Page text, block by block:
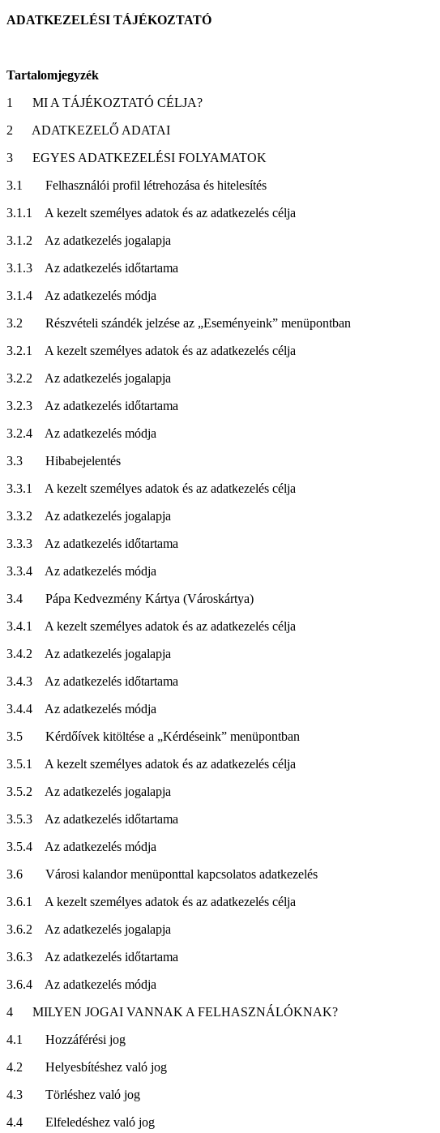
ADATKEZELÉSI TÁJÉKOZTATÓ
Tartalomjegyzék
1
MI A TÁJÉKOZTATÓ CÉLJA?
2
ADATKEZELŐ ADATAI
3
EGYES ADATKEZELÉSI FOLYAMATOK
3.1
Felhasználói profil létrehozása és hitelesítés
3.1.1
A kezelt személyes adatok és az adatkezelés célja
3.1.2
Az adatkezelés jogalapja
3.1.3
Az adatkezelés időtartama
3.1.4
Az adatkezelés módja
3.2
Részvételi szándék jelzése az „Eseményeink” menüpontban
3.2.1
A kezelt személyes adatok és az adatkezelés célja
3.2.2
Az adatkezelés jogalapja
3.2.3
Az adatkezelés időtartama
3.2.4
Az adatkezelés módja
3.3
Hibabejelentés
3.3.1
A kezelt személyes adatok és az adatkezelés célja
3.3.2
Az adatkezelés jogalapja
3.3.3
Az adatkezelés időtartama
3.3.4
Az adatkezelés módja
3.4
Pápa Kedvezmény Kártya (Városkártya)
3.4.1
A kezelt személyes adatok és az adatkezelés célja
3.4.2
Az adatkezelés jogalapja
3.4.3
Az adatkezelés időtartama
3.4.4
Az adatkezelés módja
3.5
Kérdőívek kitöltése a „Kérdéseink” menüpontban
3.5.1
A kezelt személyes adatok és az adatkezelés célja
3.5.2
Az adatkezelés jogalapja
3.5.3
Az adatkezelés időtartama
3.5.4
Az adatkezelés módja
3.6
Városi kalandor menüponttal kapcsolatos adatkezelés
3.6.1
A kezelt személyes adatok és az adatkezelés célja
3.6.2
Az adatkezelés jogalapja
3.6.3
Az adatkezelés időtartama
3.6.4
Az adatkezelés módja
4
MILYEN JOGAI VANNAK A FELHASZNÁLÓKNAK?
4.1
Hozzáférési jog
4.2
Helyesbítéshez való jog
4.3
Törléshez való jog
4.4
Elfeledéshez való jog